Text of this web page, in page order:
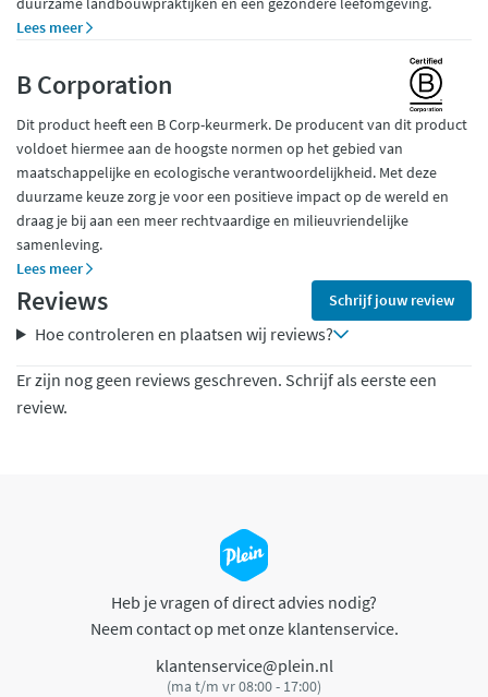
Lees meer
B Corporation
Dit product heeft een B Corp-keurmerk. De producent van dit product
voldoet hiermee aan de hoogste normen op het gebied van
maatschappelijke en ecologische verantwoordelijkheid. Met deze
duurzame keuze zorg je voor een positieve impact op de wereld en
draag je bij aan een meer rechtvaardige en milieuvriendelijke
samenleving.
Lees meer
Reviews Schrijf jouw review
Hoe controleren en plaatsen wij reviews?
Er zijn nog geen reviews geschreven. Schrijf als eerste een
review.
Heb je vragen of direct advies nodig?
Neem contact op met onze klantenservice.
klantenservice@plein.nl
(ma t/m vr 08:00 - 17:00)